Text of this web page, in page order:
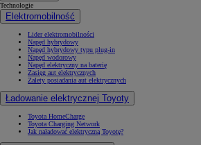
Technologie
Elektromobilność
Lider elektromobilności
Napęd hybrydowy
Napęd hybrydowy typu plug-in
Napęd wodorowy
Napęd elektryczny na baterię
Zasięg aut elektrycznych
Zalety posiadania aut elektrycznych
Ładowanie elektrycznej Toyoty
Toyota HomeCharge
Toyota Charging Network
Jak naładować elektryczną Toyotę?